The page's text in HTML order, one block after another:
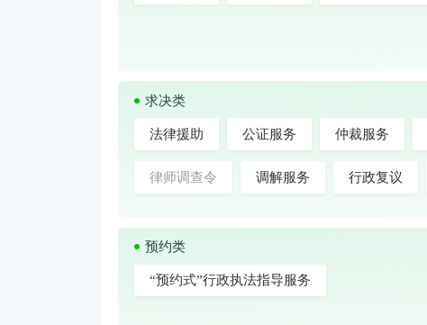
求决类
法律援助 公证服务 仲裁服务
律师调查令 调解服务 行政复议
预约类
“预约式”行政执法指导服务